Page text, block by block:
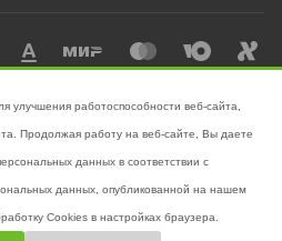
чистоты!
улучшения работоспособности веб-сайта,
Продолжая работу на веб-сайте, Вы даете
данных в соответствии с
данных, опубликованной на нашем
Cookies в настройках браузера.